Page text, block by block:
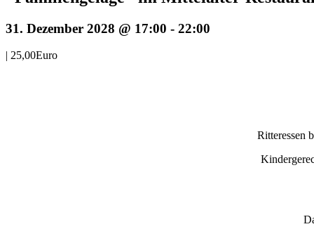
31. Dezember 2028 @ 17:00 - 22:00
| 25,00Euro
Ritteressen